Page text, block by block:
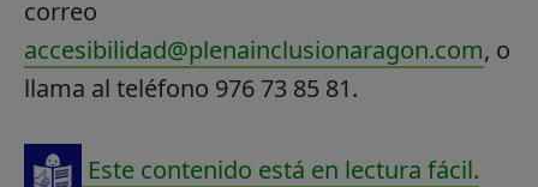
correo
accesibilidad@plenainclusionaragon.com, o
llama al teléfono 976 73 85 81.
Este contenido está en lectura fácil.